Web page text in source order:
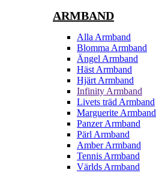
ARMBAND
Alla Armband
Blomma Armband
Ängel Armband
Häst Armband
Hjärt Armband
Infinity Armband
Livets träd Armband
Marguerite Armband
Panzer Armband
Pärl Armband
Amber Armband
Tennis Armband
Världs Armband